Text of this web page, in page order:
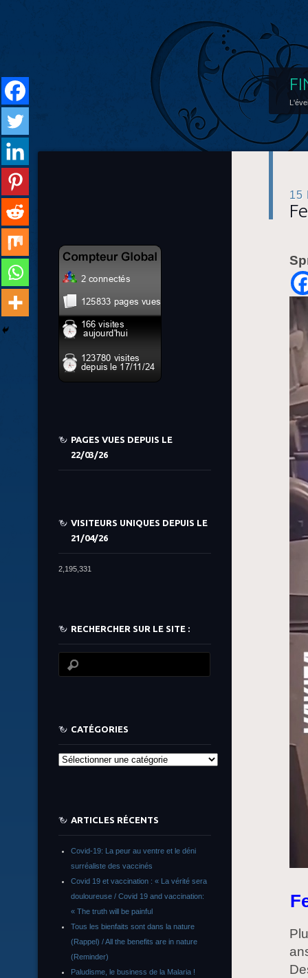
15
PAGES VUES DEPUIS LE
22/03/26
VISITEURS UNIQUES DEPUIS LE
21/04/26
2,195,331
RECHERCHER SUR LE SITE :
CATÉGORIES
Catégories
ARTICLES RÉCENTS
Covid-19: La peur au ventre et le déni
surréaliste des vaccinés
Covid 19 et vaccination : « La vérité sera
douloureuse / Covid 19 and vaccination:
« The truth will be painful
Tous les bienfaits sont dans la nature
(Rappel) / All the benefits are in nature
(Reminder)
Paludisme, le business de la Malaria !